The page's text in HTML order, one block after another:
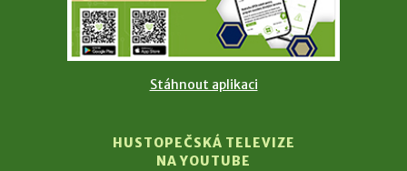
Stáhnout aplikaci
HUSTOPEČSKÁ TELEVIZE
NA YOUTUBE